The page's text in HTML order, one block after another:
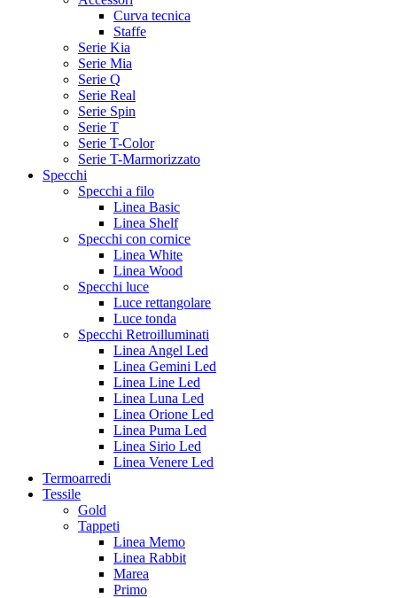
Curva tecnica
Staffe
Serie Kia
Serie Mia
Serie Q
Serie Real
Serie Spin
Serie T
Serie T-Color
Serie T-Marmorizzato
Specchi
Specchi a filo
Linea Basic
Linea Shelf
Specchi con cornice
Linea White
Linea Wood
Specchi luce
Luce rettangolare
Luce tonda
Specchi Retroilluminati
Linea Angel Led
Linea Gemini Led
Linea Line Led
Linea Luna Led
Linea Orione Led
Linea Puma Led
Linea Sirio Led
Linea Venere Led
Termoarredi
Tessile
Gold
Tappeti
Linea Memo
Linea Rabbit
Marea
Primo